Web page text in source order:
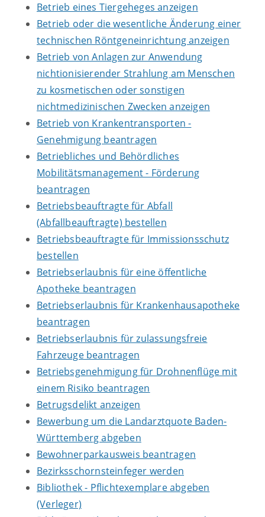
Betrieb eines Tiergeheges anzeigen
Betrieb oder die wesentliche Änderung einer
technischen Röntgeneinrichtung anzeigen
Betrieb von Anlagen zur Anwendung
nichtionisierender Strahlung am Menschen
zu kosmetischen oder sonstigen
nichtmedizinischen Zwecken anzeigen
Betrieb von Krankentransporten -
Genehmigung beantragen
Betriebliches und Behördliches
Mobilitätsmanagement - Förderung
beantragen
Betriebsbeauftragte für Abfall
(Abfallbeauftragte) bestellen
Betriebsbeauftragte für Immissionsschutz
bestellen
Betriebserlaubnis für eine öffentliche
Apotheke beantragen
Betriebserlaubnis für Krankenhausapotheke
beantragen
Betriebserlaubnis für zulassungsfreie
Fahrzeuge beantragen
Betriebsgenehmigung für Drohnenflüge mit
einem Risiko beantragen
Betrugsdelikt anzeigen
Bewerbung um die Landarztquote Baden-
Württemberg abgeben
Bewohnerparkausweis beantragen
Bezirksschornsteinfeger werden
Bibliothek - Pflichtexemplare abgeben
(Verleger)